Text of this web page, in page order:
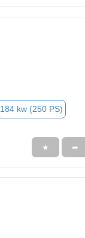
184 kw (250 PS)
★ ➦